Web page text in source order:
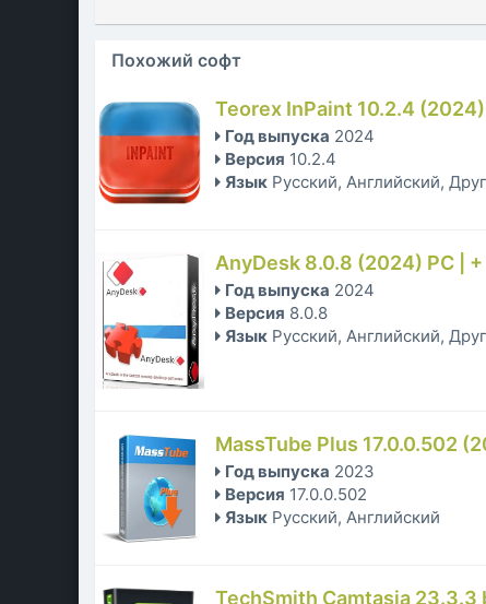
Похожий софт
Teorex InPaint 10.2.4
Год выпуска 2024
Версия 10.2.4
Язык Русский, Английский,
AnyDesk 8.0.8 (2024) PC |
Год выпуска 2024
Версия 8.0.8
Язык Русский, Английский,
MassTube Plus 17.0.0.502
Год выпуска 2023
Версия 17.0.0.502
Язык Русский, Английский
TechSmith Camtasia